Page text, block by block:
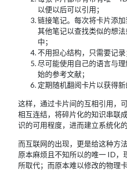
以便以后可以引用；
链接笔记。每次将卡片添
其他笔记以查找类似的想
中；
不用担心结构，只需要记录
尽可能使用自己的语言与
始的参考文献；
定期随机翻阅卡片以获得
这样，通过卡片间的互相引用，
相互连结，将碎片化的知识串联
识的可用程度，进而建立系统化的
而互联网的出现，更是给这种方
原本麻烦且不知所以的唯一 ID，
所取代；而原本难以修改的物理